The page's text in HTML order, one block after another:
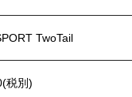
TwoTail
税別)